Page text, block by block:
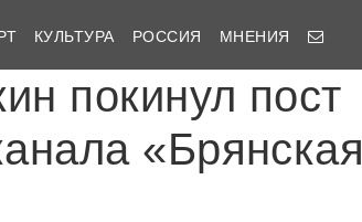
КУЛЬТУРА РОССИЯ МНЕНИЯ
покинул пост
«Брянская